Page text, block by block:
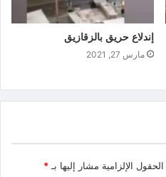
إندلاع حريق بالزقازيق
مارس 27, 2021
الحقول الإلزامية مشار إليها بـ*